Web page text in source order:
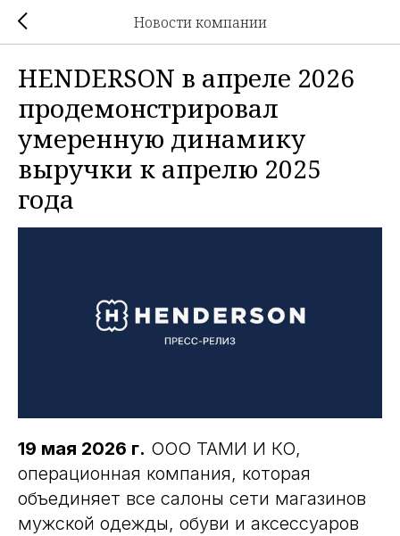
Новости компании
HENDERSON в апреле 2026
продемонстрировал
умеренную динамику
выручки к апрелю 2025
года
19 мая 2026 г. ООО ТАМИ И КО,
операционная компания, которая
объединяет все салоны сети магазинов
мужской одежды, обуви и аксессуаров